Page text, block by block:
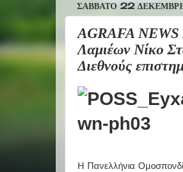
ΣΆΒΒΑΤΟ 22
AGRAFA NEWS
Λαμιέων Νίκο
Διεθνούς
Η Πανελλήνια